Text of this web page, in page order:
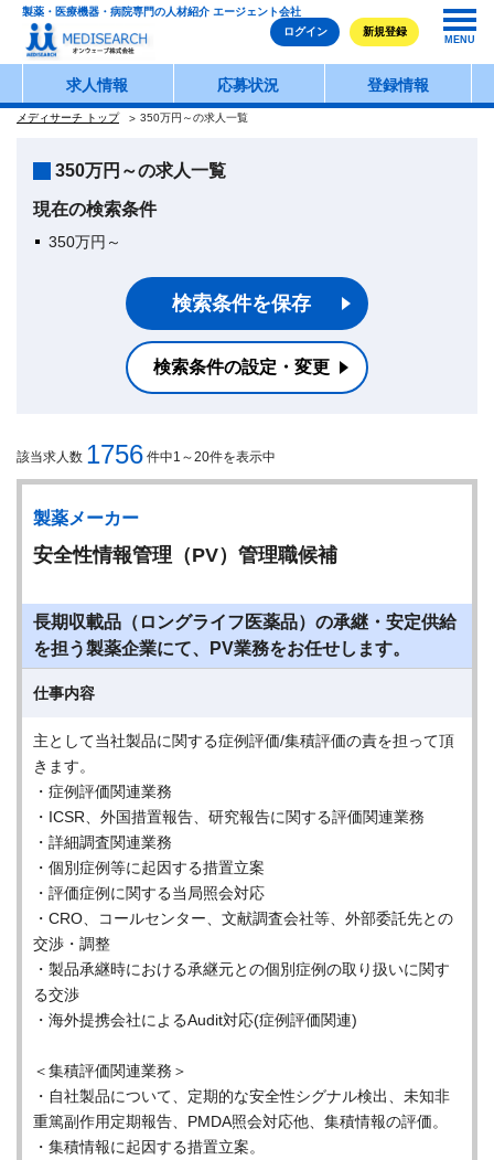
製薬・医療機器・病院専門の人材紹介 エージェント会社
ログイン
新規登録
MENU
求人情報 応募状況 登録情報
メディサーチ トップ 350万円～の求人一覧
350万円～の求人一覧
現在の検索条件
350万円～
検索条件を保存
検索条件の設定・変更
該当求人数 1756 件中1～20件を表示中
製薬メーカー
安全性情報管理（PV）管理職候補
長期収載品（ロングライフ医薬品）の承継・安定供給
を担う製薬企業にて、PV業務をお任せします。
仕事内容
主として当社製品に関する症例評価/集積評価の責を担って頂
きます。
・症例評価関連業務
・ICSR、外国措置報告、研究報告に関する評価関連業務
・詳細調査関連業務
・個別症例等に起因する措置立案
・評価症例に関する当局照会対応
・CRO、コールセンター、文献調査会社等、外部委託先との
交渉・調整
・製品承継時における承継元との個別症例の取り扱いに関す
る交渉
・海外提携会社によるAudit対応(症例評価関連)
＜集積評価関連業務＞
・自社製品について、定期的な安全性シグナル検出、未知非
重篤副作用定期報告、PMDA照会対応他、集積情報の評価。
・集積情報に起因する措置立案。